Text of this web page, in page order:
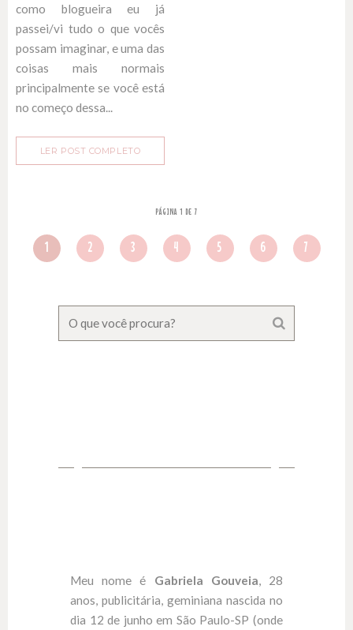
como blogueira eu já
passei/vi tudo o que vocês
possam imaginar, e uma das
coisas mais normais
principalmente se você está
no começo dessa...
LER POST COMPLETO
PÁGINA 1 DE 7
1 2 3 4 5 6 7
Meu nome é Gabriela Gouveia, 28
anos, publicitária, geminiana nascida no
dia 12 de junho em São Paulo-SP (onde